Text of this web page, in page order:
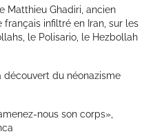
Matthieu Ghadiri, ancien
infiltré en Iran, sur les
le Polisario, le Hezbollah
découvert du néonazisme
nous son corps»,